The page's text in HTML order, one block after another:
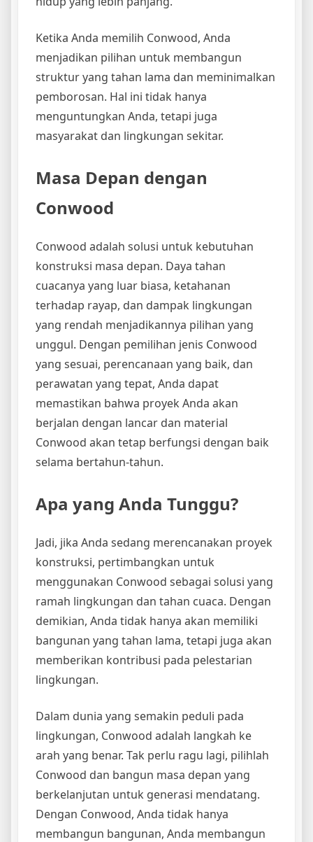
Ketika Anda memilih Conwood, Anda
menjadikan pilihan untuk membangun
struktur yang tahan lama dan meminimalkan
pemborosan. Hal ini tidak hanya
menguntungkan Anda, tetapi juga
masyarakat dan lingkungan sekitar.
Masa Depan dengan
Conwood
Conwood adalah solusi untuk kebutuhan
konstruksi masa depan. Daya tahan
cuacanya yang luar biasa, ketahanan
terhadap rayap, dan dampak lingkungan
yang rendah menjadikannya pilihan yang
unggul. Dengan pemilihan jenis Conwood
yang sesuai, perencanaan yang baik, dan
perawatan yang tepat, Anda dapat
memastikan bahwa proyek Anda akan
berjalan dengan lancar dan material
Conwood akan tetap berfungsi dengan baik
selama bertahun-tahun.
Apa yang Anda Tunggu?
Jadi, jika Anda sedang merencanakan proyek
konstruksi, pertimbangkan untuk
menggunakan Conwood sebagai solusi yang
ramah lingkungan dan tahan cuaca. Dengan
demikian, Anda tidak hanya akan memiliki
bangunan yang tahan lama, tetapi juga akan
memberikan kontribusi pada pelestarian
lingkungan.
Dalam dunia yang semakin peduli pada
lingkungan, Conwood adalah langkah ke
arah yang benar. Tak perlu ragu lagi, pilihlah
Conwood dan bangun masa depan yang
berkelanjutan untuk generasi mendatang.
Dengan Conwood, Anda tidak hanya
membangun bangunan, Anda membangun